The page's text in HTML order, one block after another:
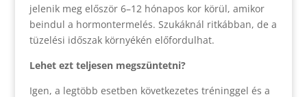
jelenik meg először 6–12 hónapos kor körül, amikor
beindul a hormontermelés. Szukáknál ritkábban, de a
tüzelési időszak környékén előfordulhat.
Lehet ezt teljesen megszüntetni?
Igen, a legtöbb esetben következetes tréninggel és a